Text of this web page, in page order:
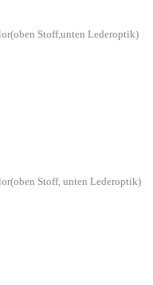
Stoff,unten Lederoptik)
Stoff, unten Lederoptik)